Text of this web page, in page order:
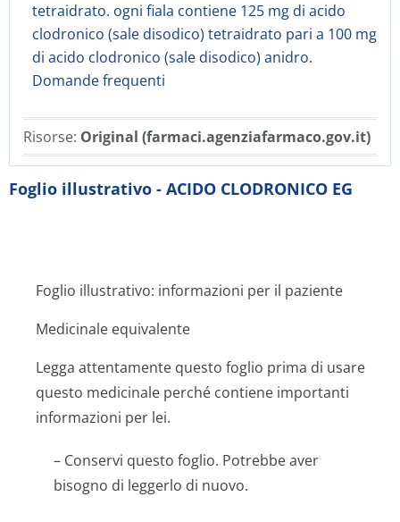
tetraidrato. ogni fiala contiene 125 mg di acido
clodronico (sale disodico) tetraidrato pari a 100 mg
di acido clodronico (sale disodico) anidro.
Domande frequenti
Risorse: Original (farmaci.agenziafarmaco.gov.it)
Foglio illustrativo - ACIDO CLODRONICO EG
Foglio illustrativo: informazioni per il paziente
Medicinale equivalente
Legga attentamente questo foglio prima di usare
questo medicinale perché contiene importanti
informazioni per lei.
– Conservi questo foglio. Potrebbe aver
bisogno di leggerlo di nuovo.